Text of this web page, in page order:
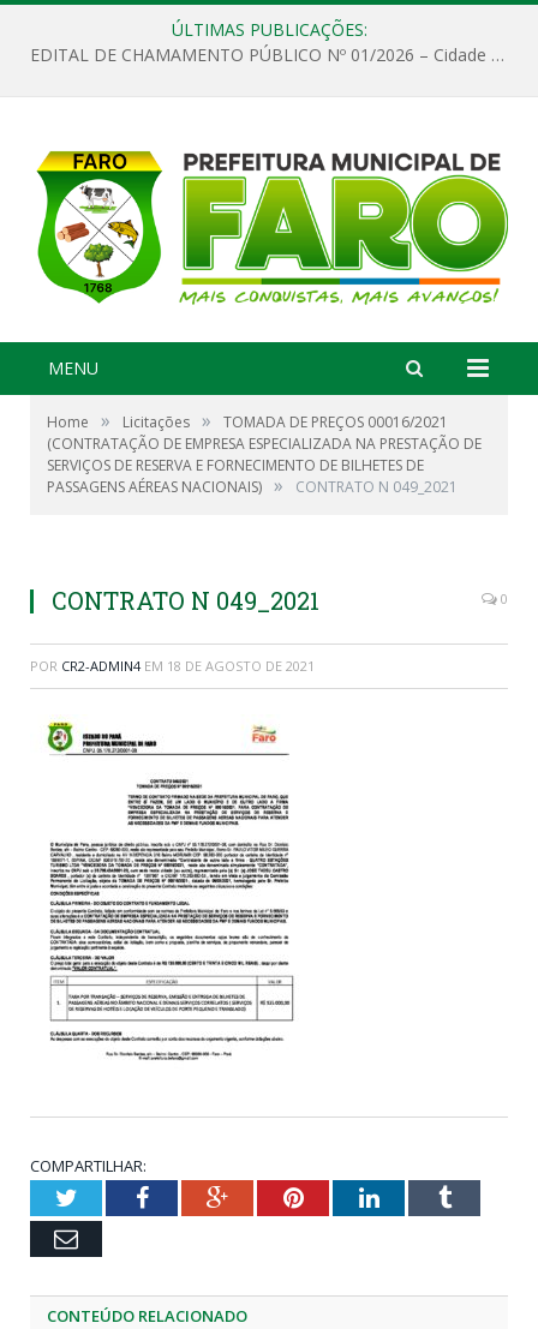
ÚLTIMAS PUBLICAÇÕES:
EDITAL DE CHAMAMENTO PÚBLICO Nº 01/2026 – Cidade de Faro
MENU
Home » Licitações »
TOMADA DE PREÇOS 00016/2021
(CONTRATAÇÃO DE EMPRESA ESPECIALIZADA NA PRESTAÇÃO DE
SERVIÇOS DE RESERVA E FORNECIMENTO DE BILHETES DE
PASSAGENS AÉREAS NACIONAIS) » CONTRATO N 049_2021
CONTRATO N 049_2021 0
POR CR2-ADMIN4 EM 18 DE AGOSTO DE 2021
COMPARTILHAR:
TwitterFacebookGoogle+PinterestLinkedInTumblr
Email
CONTEÚDO RELACIONADO